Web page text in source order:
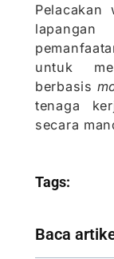
untuk
berbasis
tenaga
secara
Tags:
Baca